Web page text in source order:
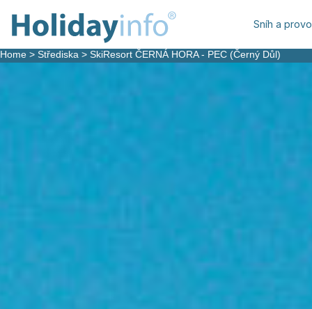
Sníh a
Home > Střediska > SkiResort ČERNÁ HORA - PEC (Černý Důl)